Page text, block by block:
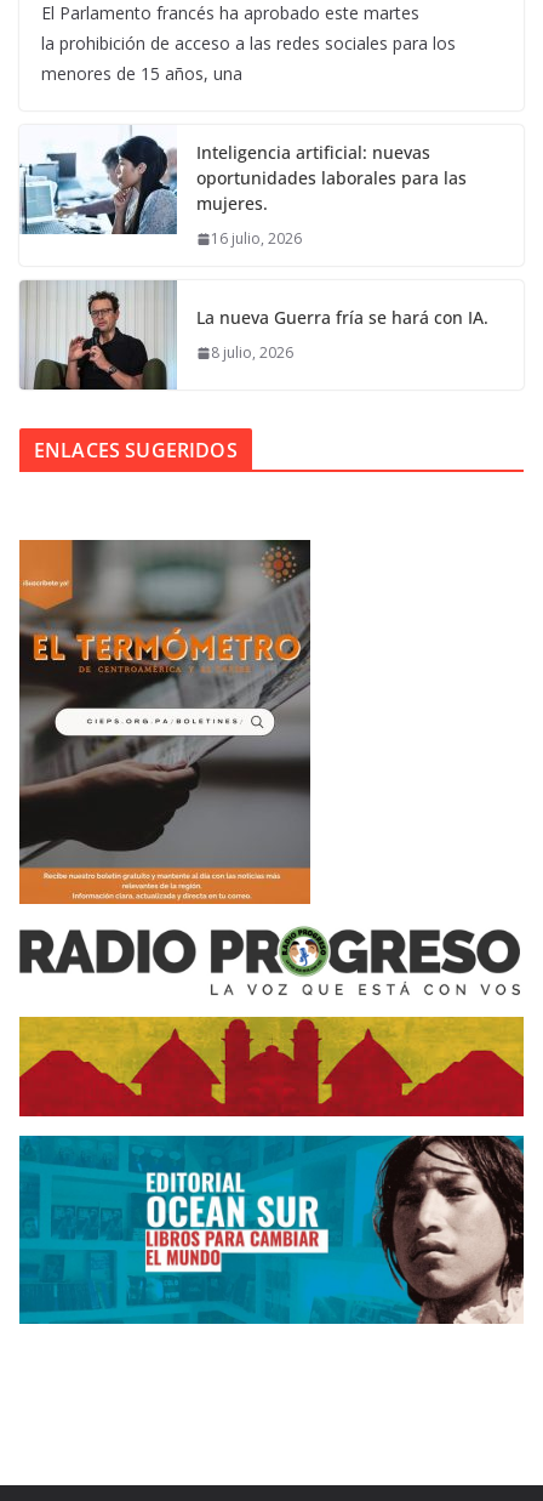
El Parlamento francés ha aprobado este martes
la prohibición de acceso a las redes sociales para los
menores de 15 años, una
Inteligencia artificial: nuevas
oportunidades laborales para las
mujeres.
16 julio, 2026
La nueva Guerra fría se hará con IA.
8 julio, 2026
ENLACES SUGERIDOS